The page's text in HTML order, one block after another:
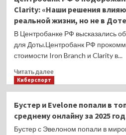
обновила
экран
принятия
матча.
отмененных
игр
на
6,6%
Clarity: «Наши решения
реальной жизни, но не в
В Центробанке РФ высказались
для Доты.Центробанк РФ
стоимости Iron Branch и Clarity в...
Читать далееПрочитать
РФ
о
подорожании
Киберспорт
Бустер и Evelone попали в
среднему онлайну за 2025 год
Бустер с Эвелоном попали в